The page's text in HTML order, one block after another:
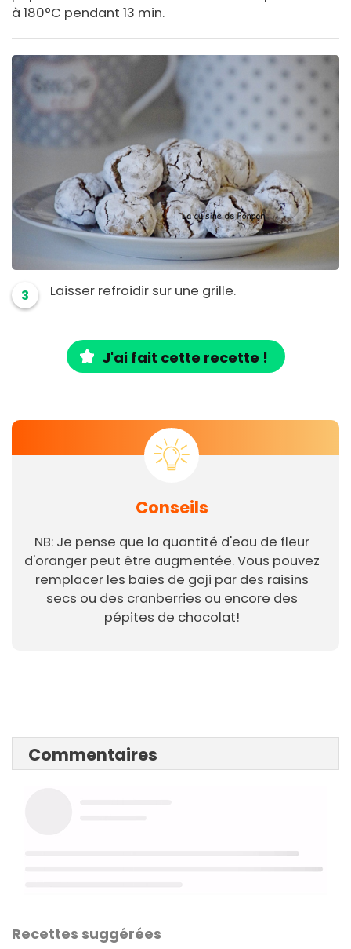
à 180°C pendant 13 min.
3 Laisser refroidir sur une grille.
J'ai fait cette recette !
Conseils
NB: Je pense que la quantité d'eau de fleur
d'oranger peut être augmentée. Vous pouvez
remplacer les baies de goji par des raisins
secs ou des cranberries ou encore des
pépites de chocolat!
Commentaires
Recettes suggérées